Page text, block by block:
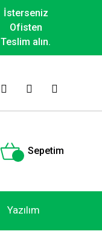
İsterseniz
Ofisten
Teslim alın.
Sepetim
Yazılım